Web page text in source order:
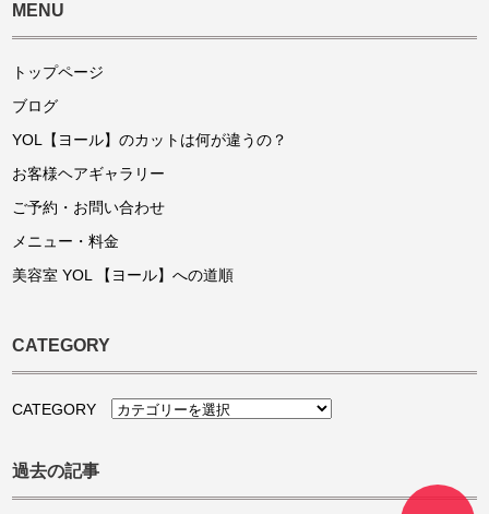
MENU
トップページ
ブログ
YOL【ヨール】のカットは何が違うの？
お客様ヘアギャラリー
ご予約・お問い合わせ
メニュー・料金
美容室 YOL 【ヨール】への道順
CATEGORY
CATEGORY
過去の記事